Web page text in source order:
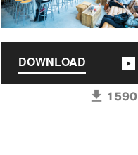
DOWNLOAD
1590